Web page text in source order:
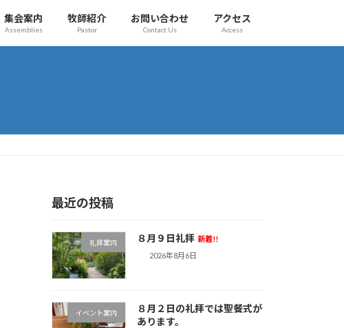
集会案内
Assemblies
牧師紹介
Pastor
お問い合わせ
Contact Us
アクセス
Access
最近の投稿
礼拝案内 ８月９日礼拝 新着!!
2026年8月6日
イベント案内
８月２日の礼拝では聖餐式が
あります。